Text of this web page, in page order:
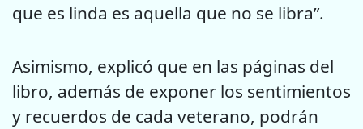
que es linda es aquella que no se libra”.
Asimismo, explicó que en las páginas del
libro, además de exponer los sentimientos
y recuerdos de cada veterano, podrán